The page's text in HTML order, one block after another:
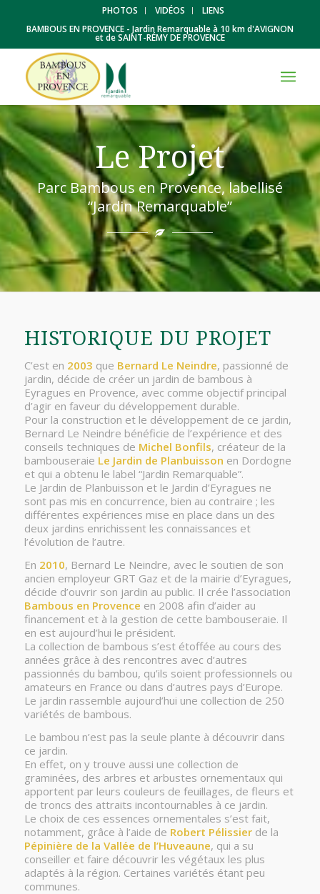
PHOTOS VIDÉOS
LIENS
BAMBOUS EN PROVENCE - Jardin Remarquable à 10 km d'AVIGNON
et de SAINT-RÉMY DE PROVENCE
Le Projet
Parc Bambous en Provence, labellisé
“Jardin Remarquable”
HISTORIQUE DU PROJET
C’est en 2003 que Bernard Le Neindre, passionné de
jardin, décide de créer un jardin de bambous à
Eyragues en Provence, avec comme objectif principal
d’agir en faveur du développement durable.
Pour la construction et le développement de ce jardin,
Bernard Le Neindre bénéficie de l’expérience et des
conseils techniques de Michel Bonfils, créateur de la
bambouseraie Le Jardin de Planbuisson en Dordogne
et qui a obtenu le label “Jardin Remarquable”.
Le Jardin de Planbuisson et le Jardin d’Eyragues ne
sont pas mis en concurrence, bien au contraire ; les
différentes expériences mise en place dans un des
deux jardins enrichissent les connaissances et
l’évolution de l’autre.
En 2010, Bernard Le Neindre, avec le soutien de son
ancien employeur GRT Gaz et de la mairie d’Eyragues,
décide d’ouvrir son jardin au public. Il crée l’association
Bambous en Provence en 2008 afin d’aider au
financement et à la gestion de cette bambouseraie. Il
en est aujourd’hui le président.
La collection de bambous s’est étoffée au cours des
années grâce à des rencontres avec d’autres
passionnés du bambou, qu’ils soient professionnels ou
amateurs en France ou dans d’autres pays d’Europe.
Le jardin rassemble aujourd’hui une collection de 250
variétés de bambous.
Le bambou n’est pas la seule plante à découvrir dans
ce jardin.
En effet, on y trouve aussi une collection de
graminées, des arbres et arbustes ornementaux qui
apportent par leurs couleurs de feuillages, de fleurs et
de troncs des attraits incontournables à ce jardin.
Le choix de ces essences ornementales s’est fait,
notamment, grâce à l’aide de Robert Pélissierde la
Pépinière de la Vallée de l’Huveaune, qui a su
conseiller et faire découvrir les végétaux les plus
adaptés à la région. Certaines variétés étant peu
communes.